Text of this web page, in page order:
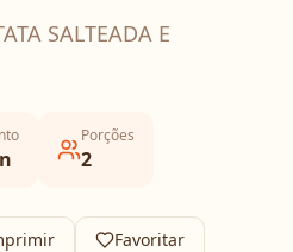
SALTEADA E
Porções
2
Favoritar